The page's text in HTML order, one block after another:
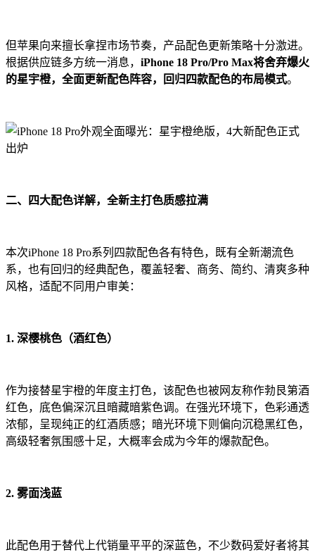
但苹果向来擅长拿捏市场节奏，产品配色更新策略十分激进。
根据供应链多方统一消息， iPhone 18 Pro/Pro Max将舍弃爆火
的星宇橙，全面更新配色阵容，回归四款配色的布局模式。
二、四大配色详解，全新主打色质感拉满
本次iPhone 18 Pro系列四款配色各有特色，既有全新潮流色
系，也有回归的经典配色，覆盖轻奢、商务、简约、清爽多种
风格，适配不同用户审美：
1. 深樱桃色（酒红色）
作为接替星宇橙的年度主打色，该配色也被网友称作勃艮第酒
红色，底色偏深沉且暗藏暗紫色调。在强光环境下，色彩通透
浓郁，呈现纯正的红酒质感；暗光环境下则偏向沉稳黑红色，
高级轻奢氛围感十足，大概率会成为今年的爆款配色。
2. 雾面浅蓝
此配色用于替代上代销量平平的深蓝色，不少数码爱好者将其